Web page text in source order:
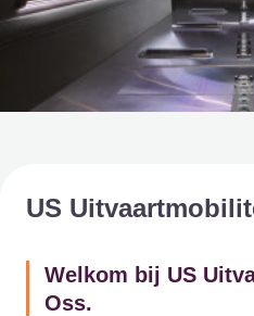
US
Welkom bij US
Oss.